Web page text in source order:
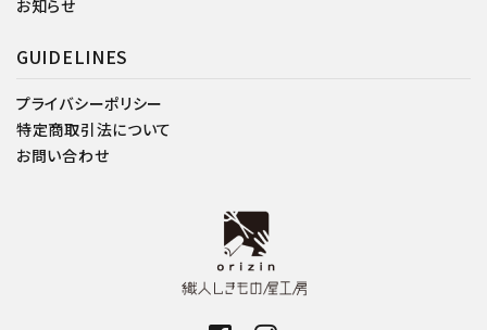
お知らせ
GUIDELINES
プライバシーポリシー
特定商取引法について
お問い合わせ